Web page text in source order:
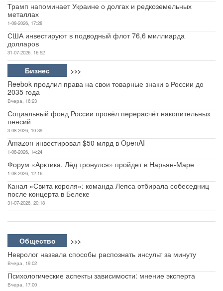
Трамп напоминает Украине о долгах и редкоземельных
металлах
1-08-2026, 17:28
США инвестируют в подводный флот 76,6 миллиарда
долларов
31-07-2026, 16:52
Бизнес >>>
Reebok продлил права на свои товарные знаки в России до
2035 года
Вчера, 16:23
Социальный фонд России провёл перерасчёт накопительных
пенсий
3-08-2026, 10:39
Amazon инвестировал $50 млрд в OpenAI
1-08-2026, 14:24
Форум «Арктика. Лёд тронулся» пройдет в Нарьян-Маре
1-08-2026, 12:16
Канал «Свита короля»: команда Лепса отбирала собеседниц
после концерта в Белеке
31-07-2026, 20:18
Общество >>>
Невролог назвала способы распознать инсульт за минуту
Вчера, 19:02
Психологические аспекты зависимости: мнение эксперта
Вчера, 17:00